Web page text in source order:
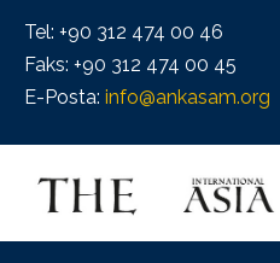
Tel: +90 312 474 00 46
Faks: +90 312 474 00 45
E-Posta: info@ankasam.org